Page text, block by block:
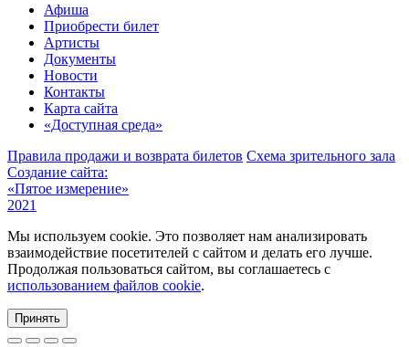
Афиша
Приобрести билет
Артисты
Документы
Новости
Контакты
Карта сайта
«Доступная среда»
Правила продажи и возврата билетов Схема зрительного зала
Создание сайта:
«Пятое измерение»
2021
Мы используем cookie. Это позволяет нам анализировать
взаимодействие посетителей с сайтом и делать его лучше.
Продолжая пользоваться сайтом, вы соглашаетесь с
использованием файлов cookie.
Принять